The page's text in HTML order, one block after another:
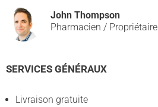
John Thompson
Pharmacien / Propriétaire
SERVICES GÉNÉRAUX
Livraison gratuite